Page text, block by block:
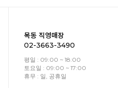
목동 직영매장
02-3663-3490
평일 : 09:00 ~ 18:00
토요일 : 09:00 ~ 17:00
휴무 : 일, 공휴일